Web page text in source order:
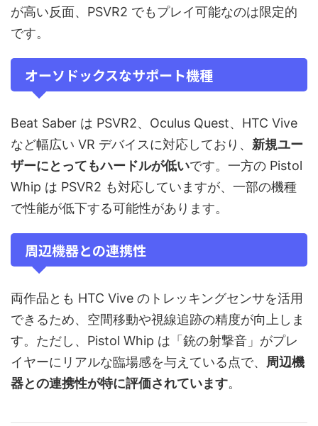
が高い反面、PSVR2 でもプレイ可能なのは限定的
です。
オーソドックスなサポート機種
Beat Saber は PSVR2、Oculus Quest、HTC Vive
など幅広い VR デバイスに対応しており、 新規ユー
ザーにとってもハードルが低いです。一方の Pistol
Whip は PSVR2 も対応していますが、一部の機種
で性能が低下する可能性があります。
周辺機器との連携性
両作品とも HTC Vive のトレッキングセンサを活用
できるため、空間移動や視線追跡の精度が向上しま
す。ただし、Pistol Whip は「銃の射撃音」がプレ
イヤーにリアルな臨場感を与えている点で、 周辺機
器との連携性が特に評価されています。